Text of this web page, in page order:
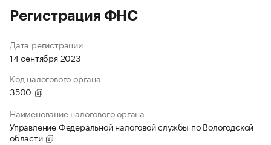
Регистрация ФНС
Дата регистрации
14 сентября 2023
Код налогового органа
3500
Наименование налогового органа
Управление Федеральной налоговой службы по Вологодской
области